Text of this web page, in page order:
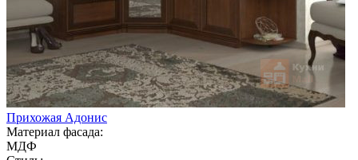
Прихожая Адонис
Материал фасада:
МДФ